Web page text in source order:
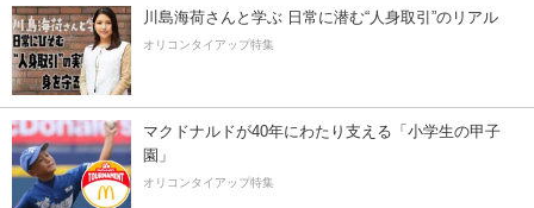
川島海荷さんと学ぶ 日常に潜む“人身取引”のリアル
オリコンタイアップ特集
マクドナルドが40年にわたり支える「小学生の甲子
園」
オリコンタイアップ特集